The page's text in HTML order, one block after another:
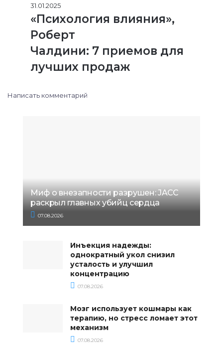
31.01.2025
«Психология влияния»,
Роберт
Чалдини: 7 приемов для
лучших продаж
Написать комментарий
Миф о внезапности разрушен: JACC
раскрыл главных убийц сердца
07.08.2026
Инъекция надежды:
однократный укол снизил
усталость и улучшил
концентрацию
07.08.2026
Мозг использует кошмары как
терапию, но стресс ломает этот
механизм
07.08.2026